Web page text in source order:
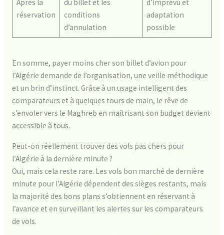
Après la
réservation
du billet et les
conditions
d’annulation
d’imprévu et
adaptation
possible
En somme, payer moins cher son billet d’avion pour
l’Algérie demande de l’organisation, une veille méthodique
et un brin d’instinct. Grâce à un usage intelligent des
comparateurs et à quelques tours de main, le rêve de
s’envoler vers le Maghreb en maîtrisant son budget devient
accessible à tous.
Peut-on réellement trouver des vols pas chers pour
l’Algérie à la dernière minute ?
Oui, mais cela reste rare. Les vols bon marché de dernière
minute pour l’Algérie dépendent des sièges restants, mais
la majorité des bons plans s’obtiennent en réservant à
l’avance et en surveillant les alertes sur les comparateurs
de vols.